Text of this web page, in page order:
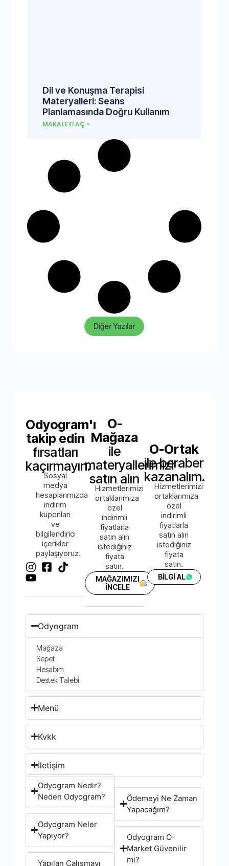
Dil ve Konuşma Terapisi
Materyalleri: Seans
Planlamasında Doğru Kullanım
MAKALEYI AÇ »
Diğer Yazılar
Odyogram'ı
takip edin
fırsatları
kaçırmayın.
Sosyal
medya
hesaplarımızda
indirim
kuponları
ve
bilgilendirici
içerikler
paylaşıyoruz.
O-
Mağaza
ile
materyallerimizi
satın alın
Hizmetlerimizi
ortaklarımıza
özel
indirimli
fiyatlarla
satın alın
istediğiniz
fiyata
satın.
MAĞAZIMIZI
İNCELE
O-Ortak
ile beraber
kazanalım.
Hizmetlerimizi
ortaklarımıza
özel
indirimli
fiyatlarla
satın alın
istediğiniz
fiyata
satın.
BİLGİ AL
Odyogram
Mağaza
Sepet
Hesabım
Destek Talebi
Menü
Kvkk
İletişim
Odyogram Nedir?
Neden Odyogram?
Odyogram Neler
Yapıyor?
Yapılan Çalışmayı
Ödemeyi Ne Zaman
Yapacağım?
Odyogram O-
Market Güvenilir
mi?